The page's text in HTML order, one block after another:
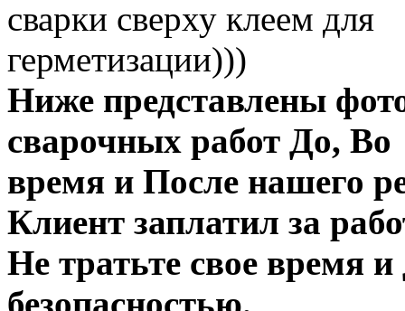
сварки сверху клеем для
герметизации)))
Ниже представлены
сварочных работ До, Во
время и После нашего
Клиент заплатил за
Не тратьте свое время
безопасностью.